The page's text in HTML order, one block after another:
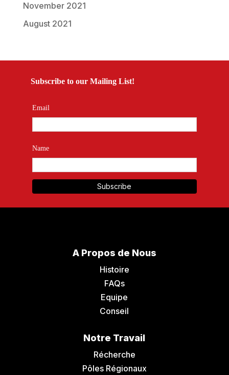
November 2021
August 2021
Subscribe to our Mailing List!
Email
Name
A Propos de Nous
Histoire
FAQs
Equipe
Conseil
Notre Travail
Récherche
Pôles Régionaux